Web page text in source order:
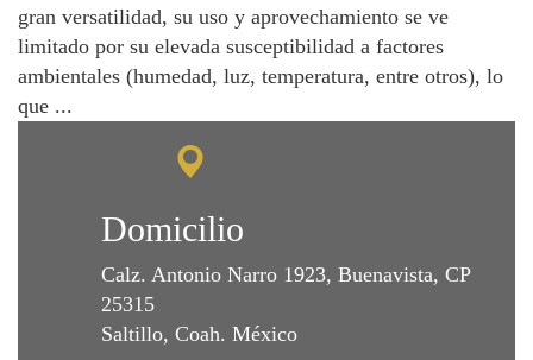
gran versatilidad, su uso y aprovechamiento se ve
limitado por su elevada susceptibilidad a factores
ambientales (humedad, luz, temperatura, entre otros), lo
que ...
Domicilio
Calz. Antonio Narro 1923, Buenavista, CP
25315
Saltillo, Coah. México